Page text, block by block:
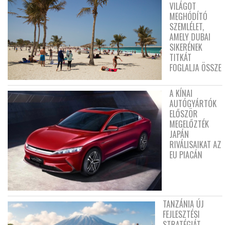
VILÁGOT
MEGHÓDÍTÓ
SZEMLÉLET,
AMELY DUBAI
SIKERÉNEK
TITKÁT
FOGLALJA ÖSSZE
A KÍNAI
AUTÓGYÁRTÓK
ELŐSZÖR
MEGELŐZTÉK
JAPÁN
RIVÁLISAIKAT AZ
EU PIACÁN
TANZÁNIA ÚJ
FEJLESZTÉSI